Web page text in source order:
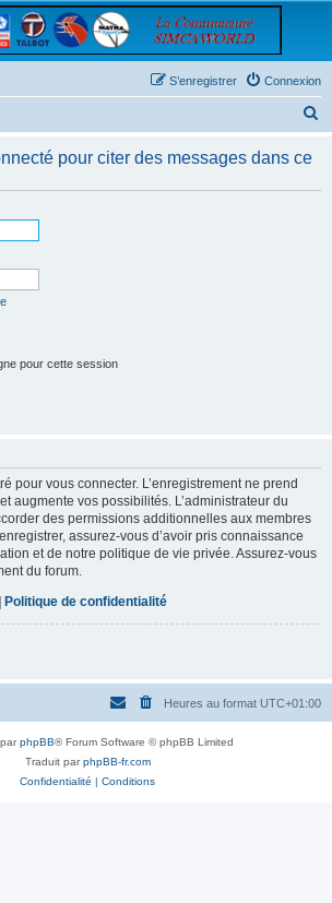
Connexion
S’enregistrer
h
pour citer des messages dans ce
pour cette session
pour vous connecter. L’enregistrement ne prend
augmente vos possibilités. L’administrateur du
des permissions additionnelles aux membres
assurez-vous d’avoir pris connaissance
et de notre politique de vie privée. Assurez-vous
du forum.
| Politique de confidentialité
Heures au format UTC+01:00
phpBB® Forum Software © phpBB Limited
Traduit parphpBB-fr.com
Confidentialité | Conditions